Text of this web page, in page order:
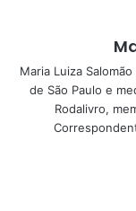
Maria Luiza
de São Paulo e
Rodalivro,